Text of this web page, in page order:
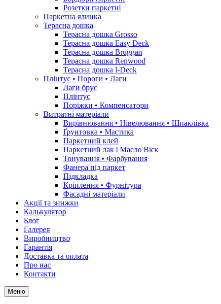
Розетки паркетні
Паркетна ялинка
Терасна дошка
Терасна дошка Grosso
Терасна дошка Easy Deck
Терасна дошка Bruggan
Терасна дошка Renwood
Терасна дошка I-Deck
Плінтус • Пороги • Лаги
Лаги брус
Плінтус
Поріжки • Компенсатори
Витратні матеріали
Вирівнювання • Нівелювання • Шпаклівка
Ґрунтовкa • Мастика
Паркетний клей
Паркетний лак і Масло Віск
Тонування • Фарбування
Фанера під паркет
Підкладка
Кріплення • Фурнітура
Фасадні матеріали
Акції та знижки
Калькулятор
Блог
Галерея
Виробництво
Гарантія
Доставка та оплата
Про нас
Контакти
Меню